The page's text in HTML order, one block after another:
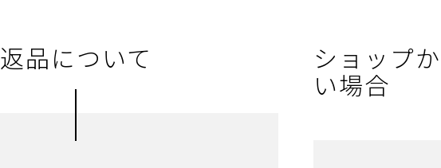
返品について ショップ
い場合